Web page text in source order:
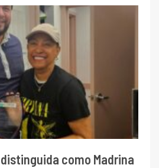
distinguida como Madrina